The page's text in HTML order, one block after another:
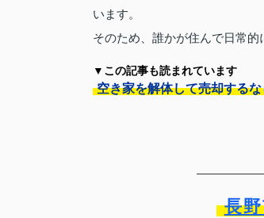
います。
そのため、誰かが住んで日常的
▼この記事も読まれています
空き家を解体して売却する
長